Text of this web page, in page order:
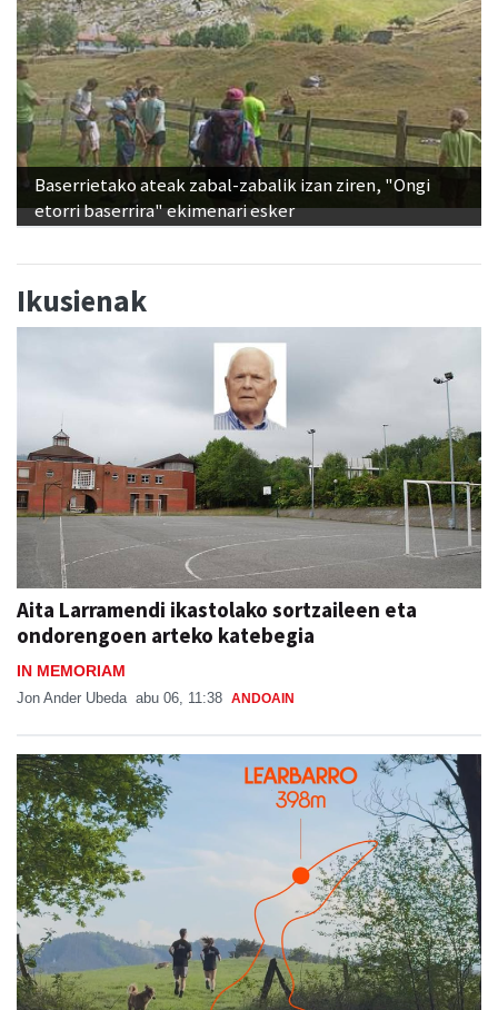
Baserrietako ateak zabal-zabalik izan ziren, "Ongi
etorri baserrira" ekimenari esker
Ikusienak
Aita Larramendi ikastolako sortzaileen eta
ondorengoen arteko katebegia
IN MEMORIAM
Jon Ander Ubeda abu 06, 11:38 ANDOAIN